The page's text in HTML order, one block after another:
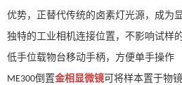
优势，正替代传统的卤素灯光源，成为
独特的工业相机连接位置 ， 不影响试样
低手位载物台移动手柄 ， 方便单手操作
ME300倒置金相显微镜可将样本置于物